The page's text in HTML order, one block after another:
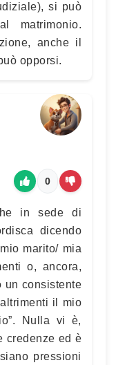
si può
matrimonio.
anche il
opporsi.
0
in sede di
dicendo
marito/ mia
o, ancora,
un consistente
il mio
Nulla vi è,
credenze ed è
pressioni